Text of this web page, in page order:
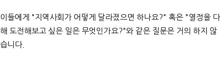
이들에게 "지역사회가 어떻게 달라졌으면 하나요?" 혹은 "열정을 다
해 도전해보고 싶은 일은 무엇인가요?"와 같은 질문은 거의 하지 않
습니다.